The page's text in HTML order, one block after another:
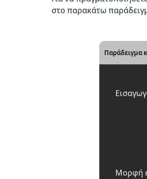
στο παρακάτω
Παράδειγμα
Μορφή